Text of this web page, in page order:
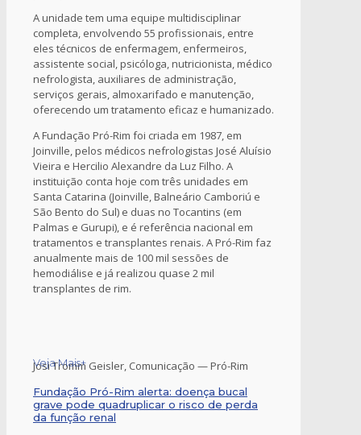
A unidade tem uma equipe multidisciplinar
completa, envolvendo 55 profissionais, entre
eles técnicos de enfermagem, enfermeiros,
assistente social, psicóloga, nutricionista, médico
nefrologista, auxiliares de administração,
serviços gerais, almoxarifado e manutenção,
oferecendo um tratamento eficaz e humanizado.
A Fundação Pró-Rim foi criada em 1987, em
Joinville, pelos médicos nefrologistas José Aluísio
Vieira e Hercilio Alexandre da Luz Filho. A
instituição conta hoje com três unidades em
Santa Catarina (Joinville, Balneário Camboriú e
São Bento do Sul) e duas no Tocantins (em
Palmas e Gurupi), e é referência nacional em
tratamentos e transplantes renais. A Pró-Rim faz
anualmente mais de 100 mil sessões de
hemodiálise e já realizou quase 2 mil
transplantes de rim.
Josi Tromm Geisler, Comunicação — Pró-Rim
Veja Mais+
Fundação Pró-Rim alerta: doença bucal
grave pode quadruplicar o risco de perda
da função renal